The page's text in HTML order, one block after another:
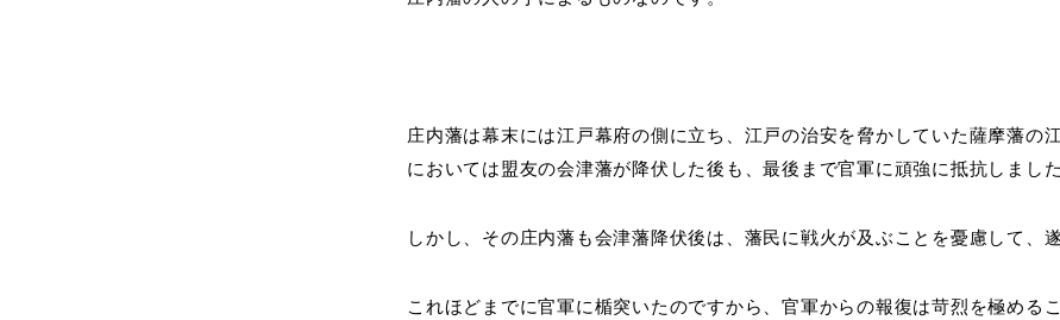
庄内藩は幕末には江戸幕府の側に立ち、江戸の治安を脅かしていた薩摩藩の
においては盟友の会津藩が降伏した後も、最後まで官軍に頑強に抵抗しました
しかし、その庄内藩も会津藩降伏後は、藩民に戦火が及ぶことを憂慮して、
これほどまでに官軍に楯突いたのですから、官軍からの報復は苛烈を極める